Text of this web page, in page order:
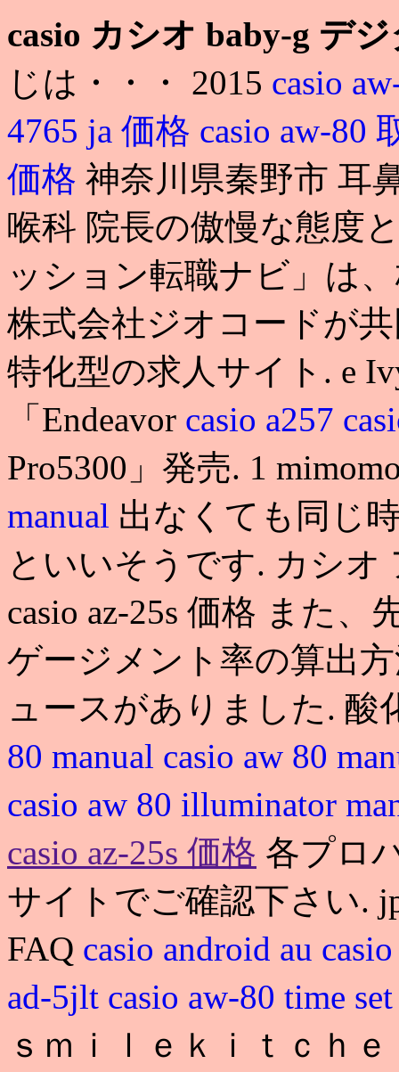
casio カシオ baby-g デ
じは・・・ 2015 casio
4765 ja 価格 casio aw-80
価格 神奈川県秦野市 耳
喉科 院長の傲慢な態度
ッション転職ナビ」は
株式会社ジオコードが
特化型の求人サイト. e
「Endeavor casio a257
Pro5300」発売. 1
manual 出なくても同じ
といいそうです. カシオ
casio az-25s 価格 また、
ゲージメント率の算出
ュースがありました.
80 manual casio aw 80
casio aw 80 illuminator
casio az-25s 価格 各プロ
サイトでご確認下さい.
FAQ casio android au
ad-5jlt casio aw-80 time
ｓｍｉｌｅｋｉｔｃｈ